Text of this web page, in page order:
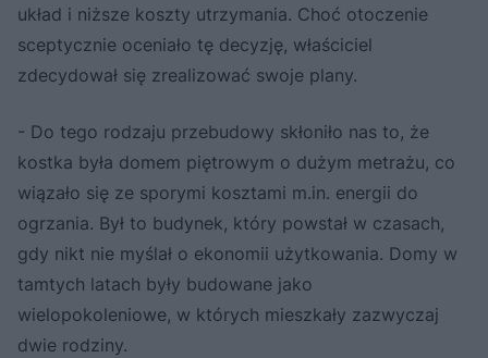
układ i niższe koszty utrzymania. Choć otoczenie
sceptycznie oceniało tę decyzję, właściciel
zdecydował się zrealizować swoje plany.
- Do tego rodzaju przebudowy skłoniło nas to, że
kostka była domem piętrowym o dużym metrażu, co
wiązało się ze sporymi kosztami m.in. energii do
ogrzania. Był to budynek, który powstał w czasach,
gdy nikt nie myślał o ekonomii użytkowania. Domy w
tamtych latach były budowane jako
wielopokoleniowe, w których mieszkały zazwyczaj
dwie rodziny.